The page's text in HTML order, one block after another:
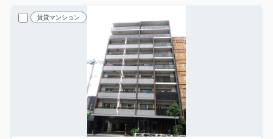
賃貸マンション